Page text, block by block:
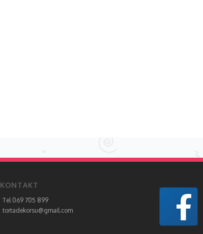
KONTAKT
Tel 069 705 899
tortadekorsu@gmail.com